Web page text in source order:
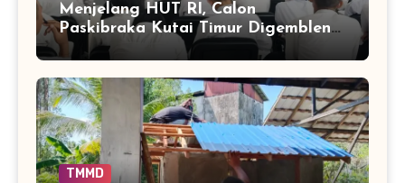
Menjelang HUT RI, Calon
Paskibraka Kutai Timur Digembleng
Wawasan Kebangsaan oleh TNI
TMMD